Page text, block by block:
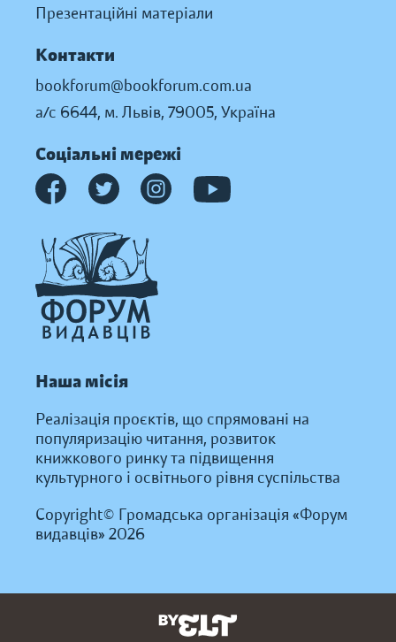
Презентаційні матеріали
Контакти
bookforum@bookforum.com.ua
а/с 6644, м. Львів, 79005, Україна
Соціальні мережі
Наша місія
Реалізація проєктів, що спрямовані на
популяризацію читання, розвиток
книжкового ринку та підвищення
культурного і освітнього рівня суспільства
Copyright© Громадська організація «Форум
видавців» 2026